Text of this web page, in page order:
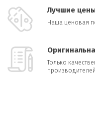
Лучшие
Наша ценовая
Только
производителей